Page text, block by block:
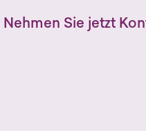
Neh­men Sie jetzt